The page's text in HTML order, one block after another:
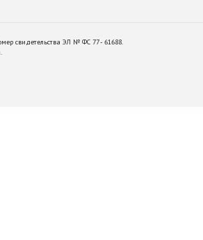
свидетельства ЭЛ № ФС 77 - 61688.